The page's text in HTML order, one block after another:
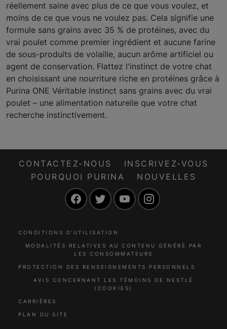
réellement saine avec plus de ce que vous voulez, et
moins de ce que vous ne voulez pas. Cela signifie une
formule sans grains avec 35 % de protéines, avec du
vrai poulet comme premier ingrédient et aucune farine
de sous-produits de volaille, aucun arôme artificiel ou
agent de conservation. Flattez l'instinct de votre chat
en choisissant une nourriture riche en protéines grâce à
Purina ONE Véritable instinct sans grains avec du vrai
poulet – une alimentation naturelle que votre chat
recherche instinctivement.
CONTACTEZ-NOUS
INSCRIVEZ-VOUS
POURQUOI PURINA
NOUVELLES
FacebookTwitter YouTube
CONDITIONS D’UTILISATION
MODALITÉS RELATIVES AU CONTENU GÉNÉRÉ PAR
LES CONSOMMATEURS
PROTECTION DES RENSEIGNEMENTS PERSONNELS
AVIS CONCERNANT LES TÉMOINS DE NESTLÉ
(COOKIES)
CARRIÈRES
PLAN DU SITE